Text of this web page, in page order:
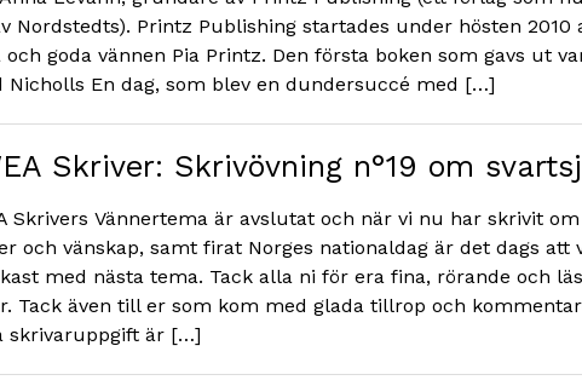
Nordstedts). Printz Publishing startades under hösten 2010
och goda vännen Pia Printz. Den första boken som gavs ut
Nicholls En dag, som blev en dundersuccé med […]
Skriver: Skrivövning n°19 om
Skrivers Vännertema är avslutat och när vi nu har skrivit
och vänskap, samt firat Norges nationaldag är det dags att
med nästa tema. Tack alla ni för era fina, rörande och
Tack även till er som kom med glada tillrop och
skrivaruppgift är […]